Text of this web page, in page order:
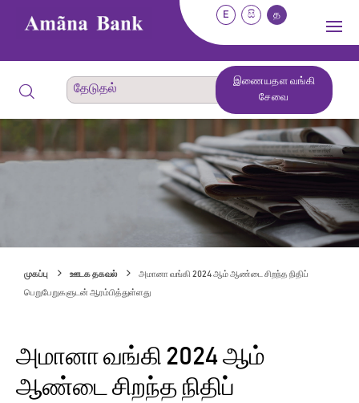
E සි த
இணையதள வங்கி
சேவை
முகப்பு ஊடக தகவல் அமானா வங்கி 2024 ஆம் ஆண்டை சிறந்த நிதிப்
பெறுபேறுகளுடன் ஆரம்பித்துள்ளது
அமானா வங்கி 2024 ஆம்
ஆண்டை சிறந்த நிதிப்